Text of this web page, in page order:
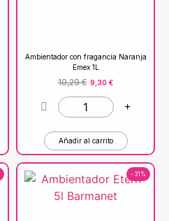
Ambientador con fragancia Naranja
Emex 1L
10,29€ 9,30 €
Añadir al carrito
- 31%